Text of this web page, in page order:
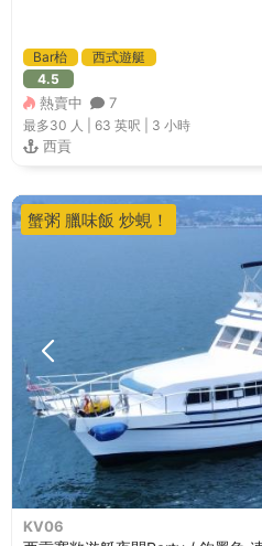
Bar枱
西式遊艇
4.5
熱賣中 7
最多30 人 | 63 英呎 3 小時
西貢
KV06
蟹粥 臘味飯 炒蜆！